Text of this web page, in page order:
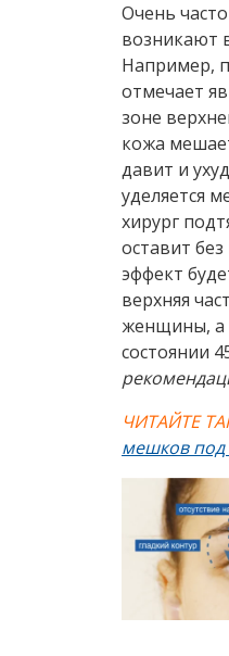
Очень
возникают
Например,
отмечает
зоне
кожа
давит и
уделяется
хирург
оставит
эффект
верхняя
женщины, а
состоянии
ЧИТАЙТЕ
мешков под